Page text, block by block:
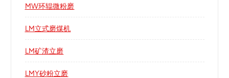
MW环辊微粉磨
LM立式磨煤机
LM矿渣立磨
LMY砂粉立磨